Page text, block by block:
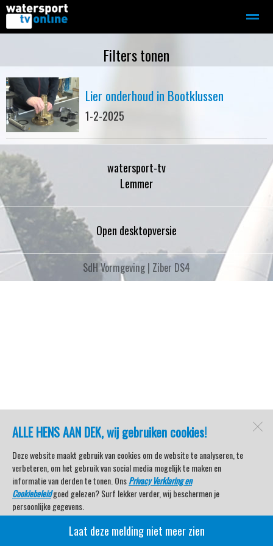
Motorboot-sloep Adverteren
Home Contact Bellen Zoeken
ALLE HENS AAN DEK, wij gebruiken cookies!
Deze website maakt gebruik van cookies om de website te analyseren, te
verbeteren, om het gebruik van social media mogelijk te maken en
informatie van derden te tonen. OnsPrivacy Verklaring en
Cookiebeleidgoed gelezen? Surf lekker verder, wij beschermen je
persoonlijke gegevens.
Veel kijkplezier met Watersport TV Beleving & Nieuws!
Laat deze melding niet meer zien
Filters tonen
Lier onderhoud in Bootklussen
1-2-2025
watersport-tv
Lemmer
Open desktopversie
SdH Vormgeving | Ziber DS4